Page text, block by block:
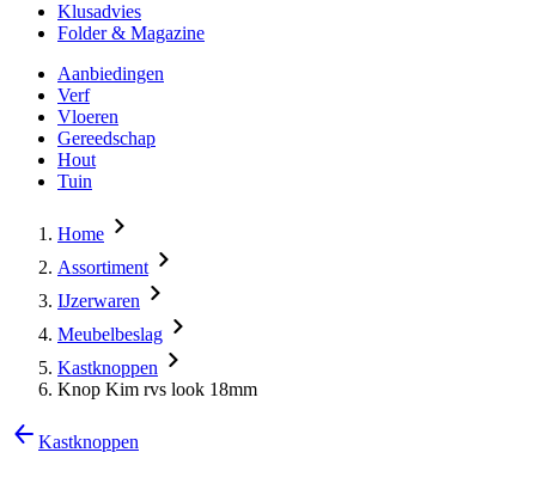
Klusadvies
Folder & Magazine
Aanbiedingen
Verf
Vloeren
Gereedschap
Hout
Tuin
Home
Assortiment
IJzerwaren
Meubelbeslag
Kastknoppen
Knop Kim rvs look 18mm
Kastknoppen